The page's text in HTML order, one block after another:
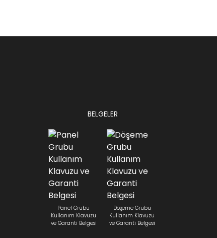
BELGELER
Panel Grubu
Kullanım Klavuzu
ve Garanti Belgesi
Döşeme Grubu
Kullanım Klavuzu
ve Garanti Belgesi